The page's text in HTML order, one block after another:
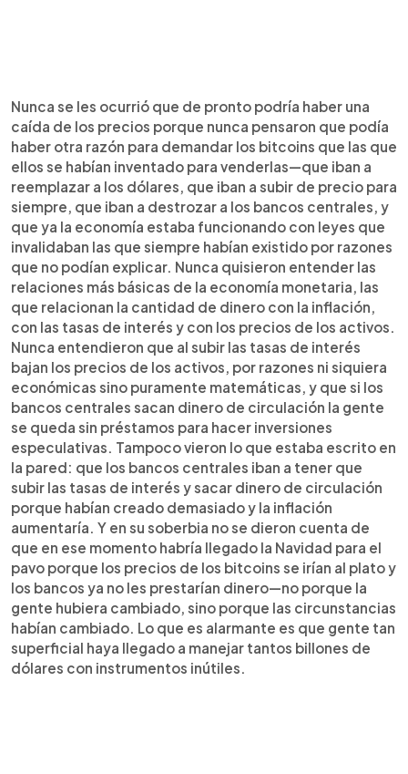
Nunca se les ocurrió que de pronto podría haber una
caída de los precios porque nunca pensaron que podía
haber otra razón para demandar los bitcoins que las que
ellos se habían inventado para venderlas—que iban a
reemplazar a los dólares, que iban a subir de precio para
siempre, que iban a destrozar a los bancos centrales, y
que ya la economía estaba funcionando con leyes que
invalidaban las que siempre habían existido por razones
que no podían explicar. Nunca quisieron entender las
relaciones más básicas de la economía monetaria, las
que relacionan la cantidad de dinero con la inflación,
con las tasas de interés y con los precios de los activos.
Nunca entendieron que al subir las tasas de interés
bajan los precios de los activos, por razones ni siquiera
económicas sino puramente matemáticas, y que si los
bancos centrales sacan dinero de circulación la gente
se queda sin préstamos para hacer inversiones
especulativas. Tampoco vieron lo que estaba escrito en
la pared: que los bancos centrales iban a tener que
subir las tasas de interés y sacar dinero de circulación
porque habían creado demasiado y la inflación
aumentaría. Y en su soberbia no se dieron cuenta de
que en ese momento habría llegado la Navidad para el
pavo porque los precios de los bitcoins se irían al plato y
los bancos ya no les prestarían dinero—no porque la
gente hubiera cambiado, sino porque las circunstancias
habían cambiado. Lo que es alarmante es que gente tan
superficial haya llegado a manejar tantos billones de
dólares con instrumentos inútiles.